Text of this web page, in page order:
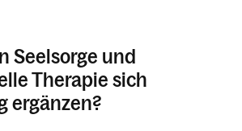
Seelsorge und
Therapie sich
ergänzen?